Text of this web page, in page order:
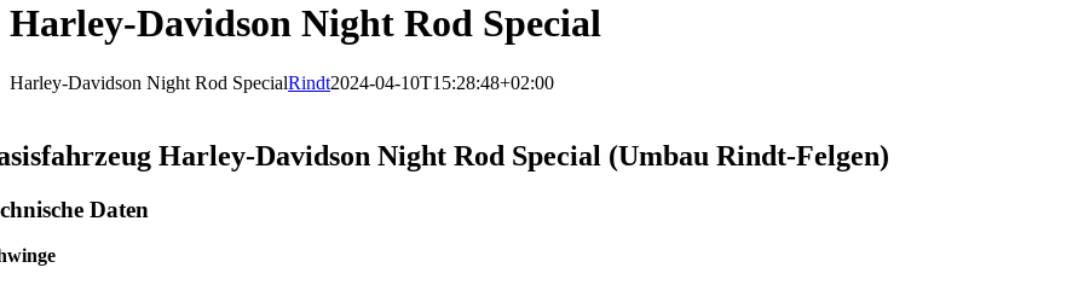
Harley-Davidson Night Rod Special
Harley-Davidson Night Rod SpecialRindt2024-04-10T15:28:48+02:00
Harley-Davidson Night Rod Special (Umbau Rindt-Felgen)
Daten